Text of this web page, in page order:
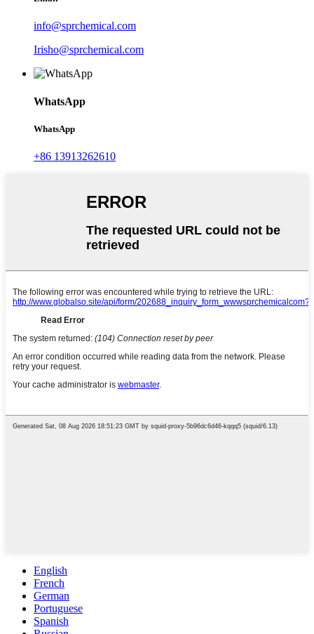
info@sprchemical.com
Irisho@sprchemical.com
WhatsApp
WhatsApp
+86 13913262610
English
French
German
Portuguese
Spanish